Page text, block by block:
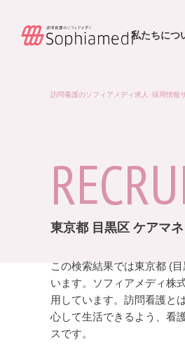
私たちにつ
訪問看護のソフィアメディ求人･採用情報
東京都 目黒区 ケアマ
この検索結果では東京都 (
います。ソフィアメディ株
用しています。訪問看護と
心して生活できるよう、看
スです。